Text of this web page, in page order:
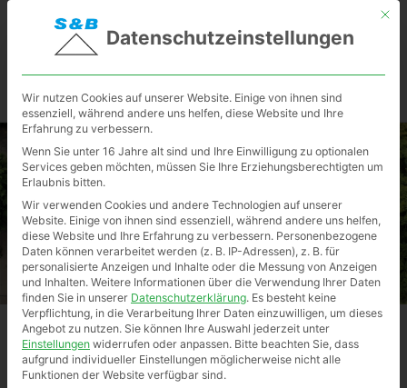
Flachdachabdichtung
Flachdachabdichtung
Mit
Datenschutzeinstellungen
Wir nutzen Cookies auf unserer Website. Einige von ihnen sind
essenziell, während andere uns helfen, diese Website und Ihre
Erfahrung zu verbessern.
Wenn Sie unter 16 Jahre alt sind und Ihre Einwilligung zu optionalen
Services geben möchten, müssen Sie Ihre Erziehungsberechtigten um
Erlaubnis bitten.
Wir verwenden Cookies und andere Technologien auf unserer
Website. Einige von ihnen sind essenziell, während andere uns helfen,
diese Website und Ihre Erfahrung zu verbessern. Personenbezogene
Daten können verarbeitet werden (z. B. IP-Adressen), z. B. für
personalisierte Anzeigen und Inhalte oder die Messung von Anzeigen
und Inhalten. Weitere Informationen über die Verwendung Ihrer Daten
finden Sie in unserer Datenschutzerklärung. Es besteht keine
Verpflichtung, in die Verarbeitung Ihrer Daten einzuwilligen, um dieses
Angebot zu nutzen. Sie können Ihre Auswahl jederzeit unter
Einstellungen widerrufen oder anpassen. Bitte beachten Sie, dass
aufgrund individueller Einstellungen möglicherweise nicht alle
Funktionen der Website verfügbar sind.